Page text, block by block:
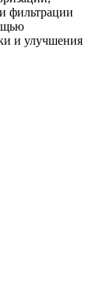
фильтрации
и улучшения